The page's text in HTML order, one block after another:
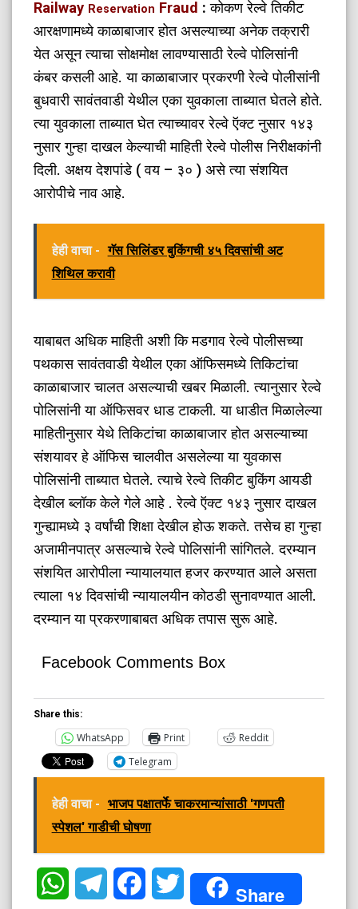
Railway Reservation Fraud : कोकण रेल्वे तिकीट
आरक्षणामध्ये काळाबाजार होत असल्याच्या अनेक तक्रारी
येत असून त्याचा सोक्षमोक्ष लावण्यासाठी रेल्वे पोलिसांनी
कंबर कसली आहे. या काळाबाजार प्रकरणी रेल्वे पोलीसांनी
बुधवारी सावंतवाडी येथील एका युवकाला ताब्यात घेतले होते.
त्या युवकाला ताब्यात घेत त्याच्यावर रेल्वे ऍक्ट नुसार १४३
नुसार गुन्हा दाखल केल्याची माहिती रेल्वे पोलीस निरीक्षकांनी
दिली. अक्षय देशपांडे ( वय – ३० ) असे त्या संशयित
आरोपीचे नाव आहे.
हेही वाचा - गॅस सिलिंडर बुकिंगची ४५ दिवसांची अट
शिथिल करावी
याबाबत अधिक माहिती अशी कि मडगाव रेल्वे पोलीसच्या
पथकास सावंतवाडी येथील एका ऑफिसमध्ये तिकिटांचा
काळाबाजार चालत असल्याची खबर मिळाली. त्यानुसार रेल्वे
पोलिसांनी या ऑफिसवर धाड टाकली. या धाडीत मिळालेल्या
माहितीनुसार येथे तिकिटांचा काळाबाजार होत असल्याच्या
संशयावर हे ऑफिस चालवीत असलेल्या या युवकास
पोलिसांनी ताब्यात घेतले. त्याचे रेल्वे तिकीट बुकिंग आयडी
देखील ब्लॉक केले गेले आहे . रेल्वे ऍक्ट १४३ नुसार दाखल
गुन्ह्यामध्ये ३ वर्षांची शिक्षा देखील होऊ शकते. तसेच हा गुन्हा
अजामीनपात्र असल्याचे रेल्वे पोलिसांनी सांगितले. दरम्यान
संशयित आरोपीला न्यायालयात हजर करण्यात आले असता
त्याला १४ दिवसांची न्यायालयीन कोठडी सुनावण्यात आली.
दरम्यान या प्रकरणाबाबत अधिक तपास सुरू आहे.
Facebook Comments Box
Share this:
WhatsApp Print
Reddit
Telegram
हेही वाचा - भाजप पक्षातर्फे चाकरमान्यांसाठी 'गणपती
स्पेशल' गाडीची घोषणा
WhatsAppTelegramFacebookTwitter Share